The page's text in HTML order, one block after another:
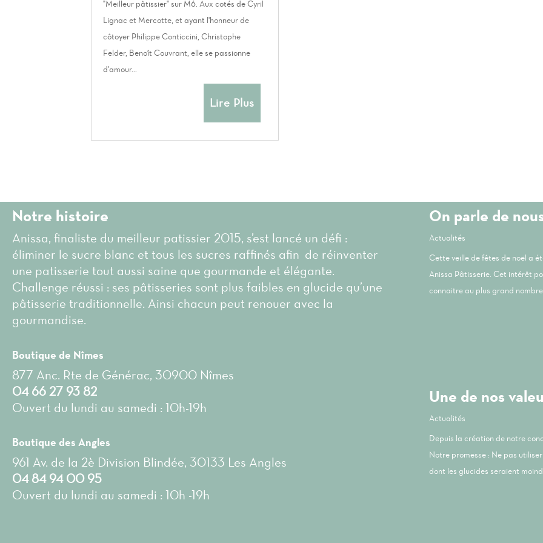
"Meilleur pâtissier" sur M6. Aux cotés de Cyril
Lignac et Mercotte, et ayant l'honneur de
côtoyer Philippe Conticcini, Christophe
Felder, Benoît Couvrant, elle se passionne
d'amour...
Lire Plus
Notre histoire
Anissa, finaliste du meilleur patissier 2015, s’est lancé un défi :
éliminer le sucre blanc et tous les sucres raffinés afin de réinventer
une patisserie tout aussi saine que gourmande et élégante.
Challenge réussi : ses pâtisseries sont plus faibles en glucide qu’une
pâtisserie traditionnelle. Ainsi chacun peut renouer avec la
gourmandise.
Boutique de Nîmes
877 Anc. Rte de Générac, 30900 Nîmes
04 66 27 93 82
Ouvert du lundi au samedi : 10h-19h
Boutique des Angles
961 Av. de la 2è Division Blindée, 30133 Les Angles
04 84 94 00 95
Ouvert du lundi au samedi : 10h -19h
On parle de
Actualités
Cette veille de fêtes de noël a
Anissa Pâtisserie. Cet intérêt
connaitre au plus grand
Une de nos
Actualités
Depuis la création de notre
Notre promesse : Ne pas
dont les glucides seraient